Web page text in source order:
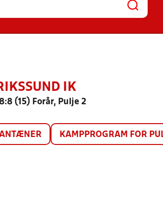
IK
(15) Forår, Pulje 2
KAMPPROGRAM FOR